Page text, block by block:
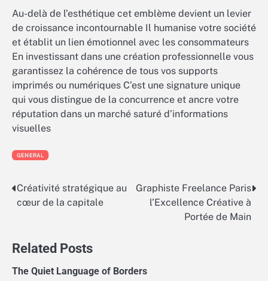
Au-delà de l’esthétique cet emblème devient un levier
de croissance incontournable Il humanise votre société
et établit un lien émotionnel avec les consommateurs
En investissant dans une création professionnelle vous
garantissez la cohérence de tous vos supports
imprimés ou numériques C’est une signature unique
qui vous distingue de la concurrence et ancre votre
réputation dans un marché saturé d’informations
visuelles
GENERAL
Post
Créativité stratégique au
cœur de la capitale
Graphiste Freelance Paris
l’Excellence Créative à
Portée de Main
Related Posts
The Quiet Language of Borders